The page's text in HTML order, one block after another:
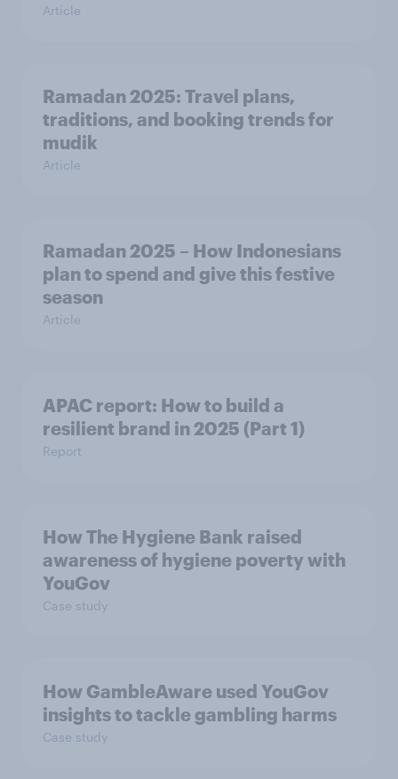
Article
Ramadan 2025: Travel plans,
traditions, and booking trends for
mudik
Article
Ramadan 2025 – How Indonesians
plan to spend and give this festive
season
Article
APAC report: How to build a
resilient brand in 2025 (Part 1)
Report
How The Hygiene Bank raised
awareness of hygiene poverty with
YouGov
Case study
How GambleAware used YouGov
insights to tackle gambling harms
Case study